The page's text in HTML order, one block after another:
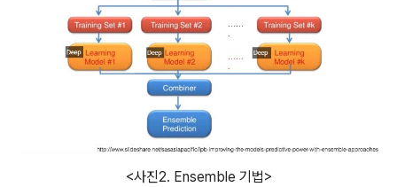
<사진2. Ensemble 기법>